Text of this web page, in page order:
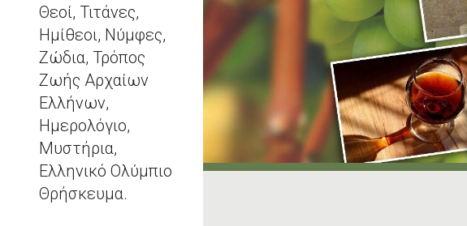
Θεοί, Τιτάνες,
Ημίθεοι, Νύμφες,
Ζώδια, Τρόπος
Ζωής Αρχαίων
Ελλήνων,
Ημερολόγιο,
Μυστήρια,
Ελληνικό Ολύμπιο
Θρήσκευμα.